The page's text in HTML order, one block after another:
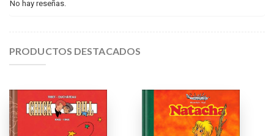
No hay reseñas.
PRODUCTOS DESTACADOS